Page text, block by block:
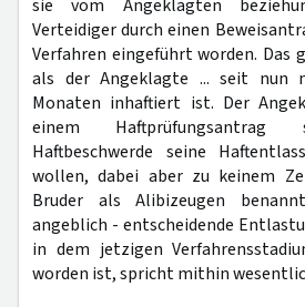
sie vom Angeklagten
Verteidiger durch einen
Verfahren eingeführt worden. Das
als der Angeklagte ... seit nun
Monaten inhaftiert ist. Der
einem Haftprüfungsantrag
Haftbeschwerde seine
wollen, dabei aber zu keinem
Bruder als Alibizeugen
angeblich - entscheidende
in dem jetzigen
worden ist, spricht mithin